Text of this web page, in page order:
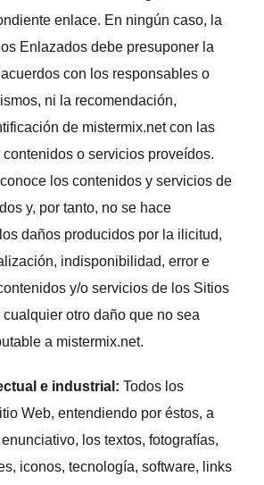
enlace. En ningún caso, la
Enlazados debe presuponer la
con los responsables o
ni la recomendación,
de mistermix.net con las
o servicios proveídos.
los contenidos y servicios de
y, por tanto, no se hace
daños producidos por la ilicitud,
indisponibilidad, error e
y/o servicios de los Sitios
otro daño que no sea
a mistermix.net.
e industrial: Todos los
Web, entendiendo por éstos, a
los textos, fotografías,
iconos, tecnología, software, links